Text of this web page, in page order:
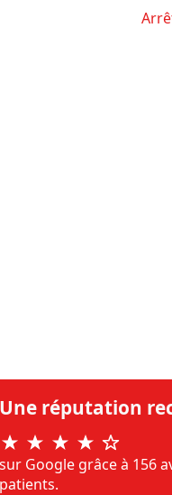
Une réputation
sur Google grâce à 156
patients.